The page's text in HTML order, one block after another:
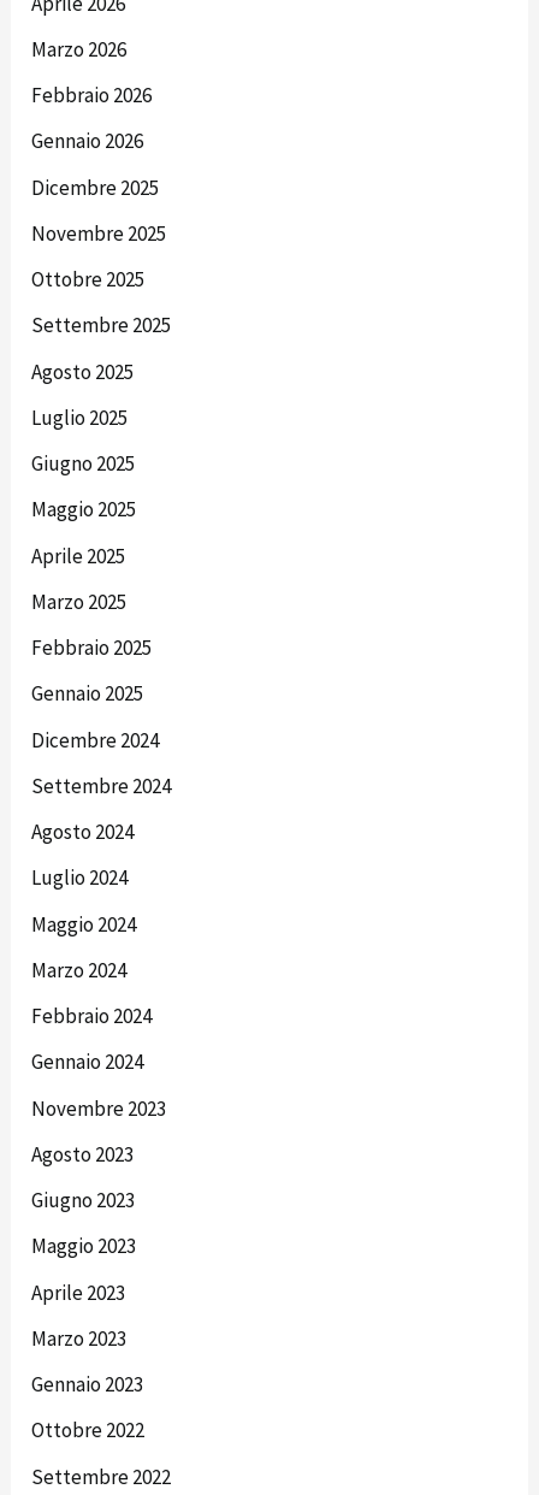
Marzo 2026
Febbraio 2026
Gennaio 2026
Dicembre 2025
Novembre 2025
Ottobre 2025
Settembre 2025
Agosto 2025
Luglio 2025
Giugno 2025
Maggio 2025
Aprile 2025
Marzo 2025
Febbraio 2025
Gennaio 2025
Dicembre 2024
Settembre 2024
Agosto 2024
Luglio 2024
Maggio 2024
Marzo 2024
Febbraio 2024
Gennaio 2024
Novembre 2023
Agosto 2023
Giugno 2023
Maggio 2023
Aprile 2023
Marzo 2023
Gennaio 2023
Ottobre 2022
Settembre 2022